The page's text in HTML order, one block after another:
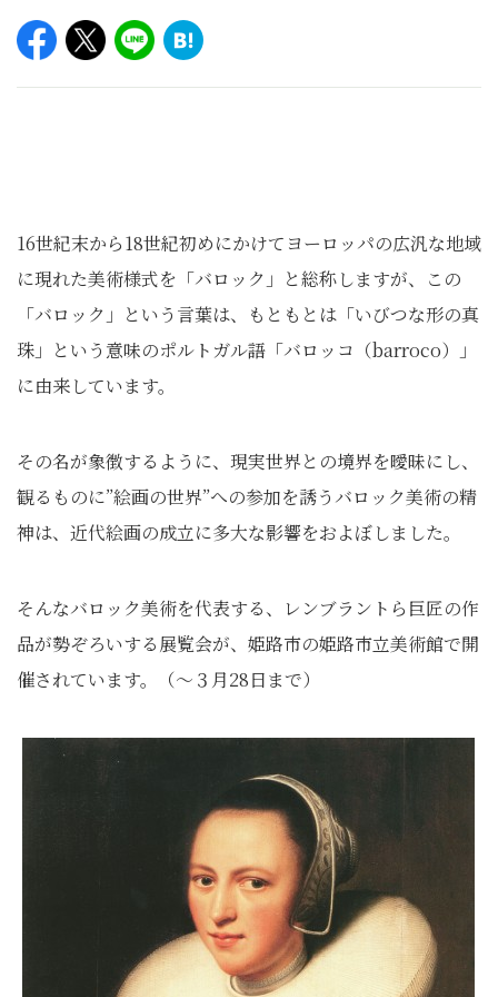
16世紀末から18世紀初めにかけてヨーロッパの広汎な地域
に現れた美術様式を「バロック」と総称しますが、この
「バロック」という言葉は、もともとは「いびつな形の真
珠」という意味のポルトガル語「バロッコ（barroco）」
に由来しています。
その名が象徴するように、現実世界との境界を曖昧にし、
観るものに”絵画の世界”への参加を誘うバロック美術の精
神は、近代絵画の成立に多大な影響をおよぼしました。
そんなバロック美術を代表する、レンブラントら巨匠の作
品が勢ぞろいする展覧会が、姫路市の姫路市立美術館で開
催されています。（～３月28日まで）